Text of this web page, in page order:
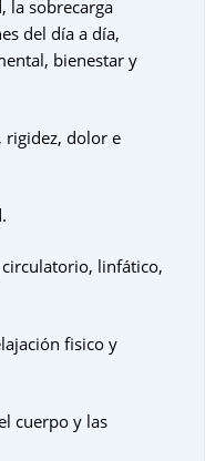
la sobrecarga
del día a día,
bienestar y
rigidez, dolor e
linfático,
fisico y
cuerpo y las